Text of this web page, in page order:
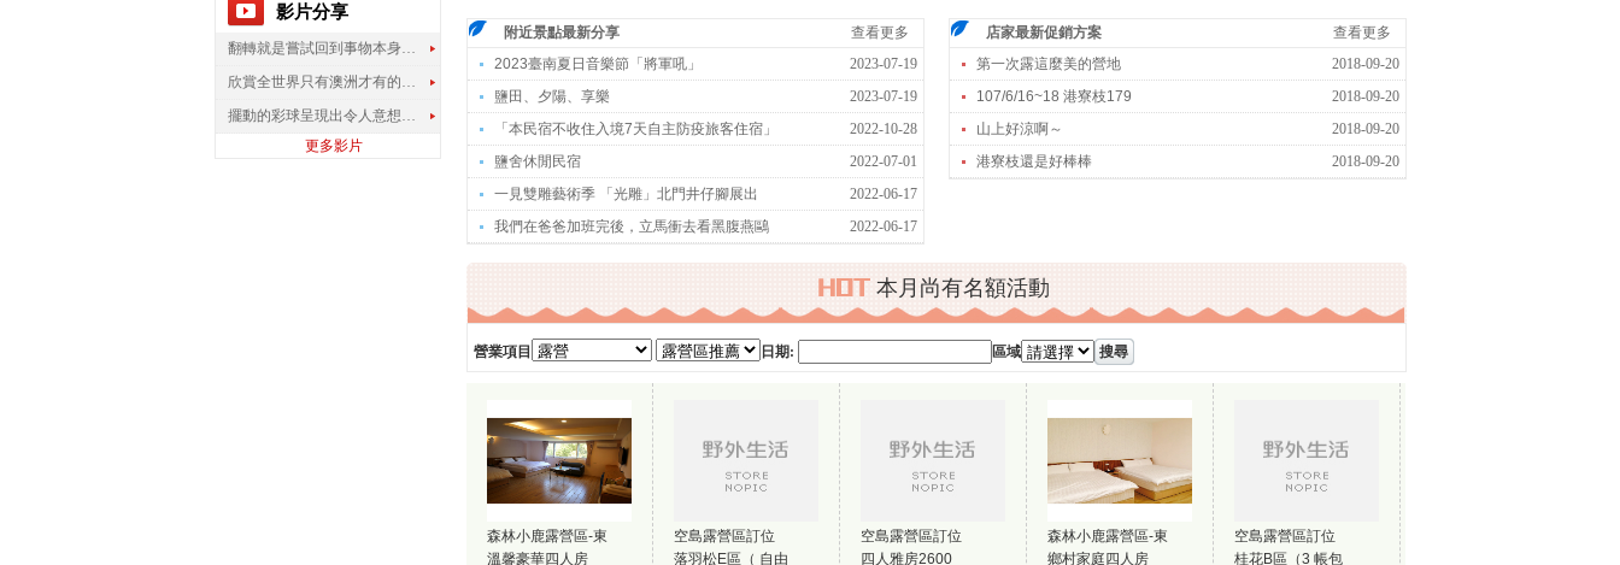
影片分享
翻轉就是嘗試回到事物本身應該有的樣子 | 王政忠 | TEDxNCCUED
欣賞全世界只有澳洲才有的孔雀蜘蛛
擺動的彩球呈現出令人意想不到的視覺效果
更多影片
附近景點最新分享
查看更多
2023臺南夏日音樂節「將軍吼」
2023-07-19
鹽田、夕陽、享樂
2023-07-19
「本民宿不收住入境7天自主防疫旅客住宿」
2022-10-28
鹽舍休閒民宿
2022-07-01
一見雙雕藝術季 「光雕」北門井仔腳展出
2022-06-17
我們在爸爸加班完後，立馬衝去看黑腹燕鷗
2022-06-17
店家最新促銷方案
查看更多
第一次露這麼美的營地
2018-09-20
107/6/16~18 港寮枝179
2018-09-20
山上好涼啊～
2018-09-20
港寮枝還是好棒棒
2018-09-20
本月尚有名額活動
營業項目 日期: 區域
森林小鹿露營區-東
溫馨豪華四人房
空島露營區訂位
落羽松E區（ 自由
空島露營區訂位
四人雅房2600
森林小鹿露營區-東
鄉村家庭四人房
空島露營區訂位
桂花B區（3 帳包